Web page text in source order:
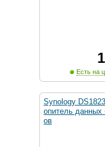
Есть на
Synology
опитель данных
ов